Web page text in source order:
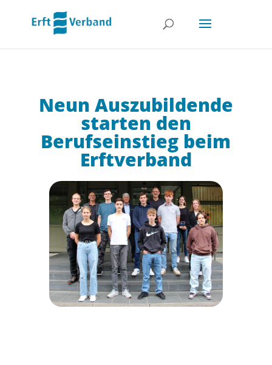
Neun Auszubildende
starten den
Berufseinstieg beim
Erftverband